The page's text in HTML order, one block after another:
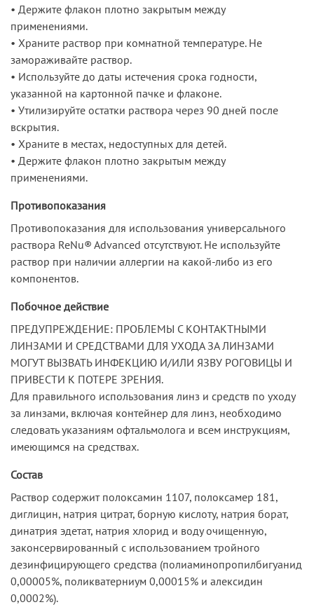
• Держите флакон плотно закрытым между
применениями.
• Храните раствор при комнатной температуре. Не
замораживайте раствор.
• Используйте до даты истечения срока годности,
указанной на картонной пачке и флаконе.
• Утилизируйте остатки раствора через 90 дней после
вскрытия.
• Храните в местах, недоступных для детей.
• Держите флакон плотно закрытым между
применениями.
Противопоказания
Противопоказания для использования универсального
раствора ReNu® Advanced отсутствуют. Не используйте
раствор при наличии аллергии на какой-либо из его
компонентов.
Побочное действие
ПРЕДУПРЕЖДЕНИЕ: ПРОБЛЕМЫ С КОНТАКТНЫМИ
ЛИНЗАМИ И СРЕДСТВАМИ ДЛЯ УХОДА ЗА ЛИНЗАМИ
МОГУТ ВЫЗВАТЬ ИНФЕКЦИЮ И/ИЛИ ЯЗВУ РОГОВИЦЫ И
ПРИВЕСТИ К ПОТЕРЕ ЗРЕНИЯ.
Для правильного использования линз и средств по уходу
за линзами, включая контейнер для линз, необходимо
следовать указаниям офтальмолога и всем инструкциям,
имеющимся на средствах.
Состав
Раствор содержит полоксамин 1107, полоксамер 181,
диглицин, натрия цитрат, борную кислоту, натрия борат,
динатрия эдетат, натрия хлорид и воду очищенную,
законсервированный с использованием тройного
дезинфицирующего средства (полиаминопропилбигуанид
0,00005%, поликватерниум 0,00015% и алексидин
0,0002%).